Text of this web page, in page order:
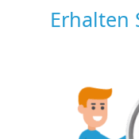
Erhalten